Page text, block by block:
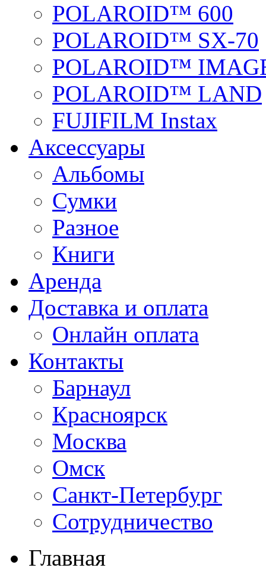
POLAROID™ 600
POLAROID™ SX-70
POLAROID™
POLAROID™ LAND
FUJIFILM Instax
Аксессуары
Альбомы
Сумки
Разное
Книги
Аренда
Доставка и оплата
Онлайн оплата
Контакты
Барнаул
Красноярск
Москва
Омск
Санкт-Петербург
Сотрудничество
Главная